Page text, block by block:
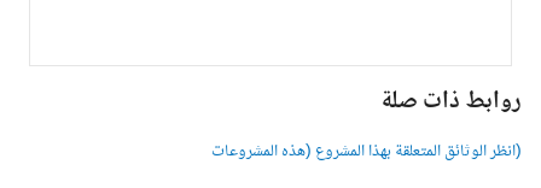
روابط ذات صلة
(انظر الوثائق المتعلقة بهذا المشروع (هذه المشروعات